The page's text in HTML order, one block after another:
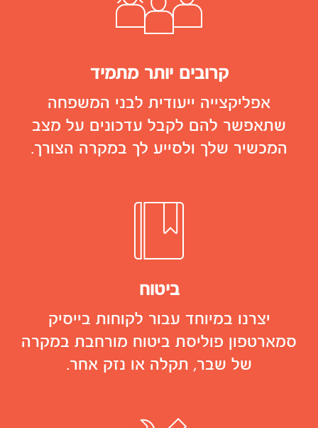
קרובים יותר מתמיד
אפליקצייה ייעודית לבני המשפחה
שתאפשר להם לקבל עדכונים על מצב
המכשיר שלך ולסייע לך במקרה הצורך.
ביטוח
יצרנו במיוחד עבור לקוחות בייסיק
סמארטפון פוליסת ביטוח מורחבת במקרה
של שבר, תקלה או נזק אחר.